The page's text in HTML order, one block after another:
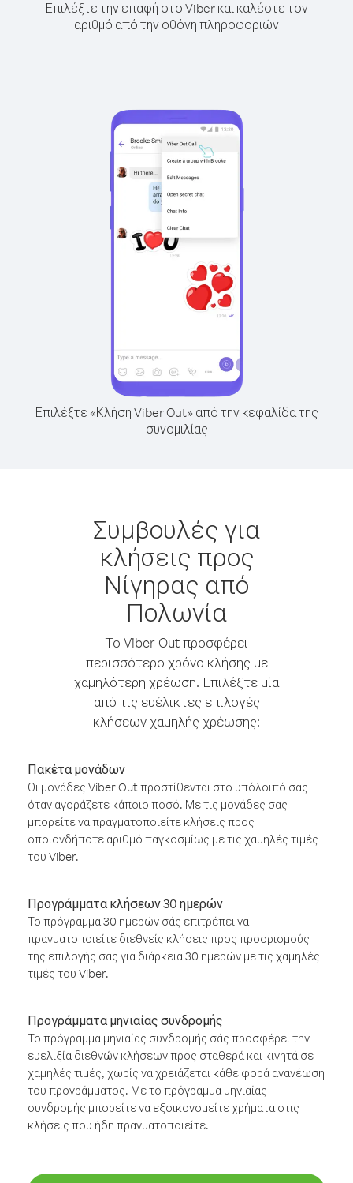
Επιλέξτε την επαφή στο Viber και καλέστε τον
αριθμό από την οθόνη πληροφοριών
Επιλέξτε «Κλήση Viber Out» από την κεφαλίδα της
συνομιλίας
Συμβουλές για
κλήσεις προς
Νίγηρας από
Πολωνία
Το Viber Out προσφέρει
περισσότερο χρόνο κλήσης με
χαμηλότερη χρέωση. Επιλέξτε μία
από τις ευέλικτες επιλογές
κλήσεων χαμηλής χρέωσης:
Πακέτα μονάδων
Οι μονάδες Viber Out προστίθενται στο υπόλοιπό σας
όταν αγοράζετε κάποιο ποσό. Με τις μονάδες σας
μπορείτε να πραγματοποιείτε κλήσεις προς
οποιονδήποτε αριθμό παγκοσμίως με τις χαμηλές τιμές
του Viber.
Προγράμματα κλήσεων 30 ημερών
Το πρόγραμμα 30 ημερών σάς επιτρέπει να
πραγματοποιείτε διεθνείς κλήσεις προς προορισμούς
της επιλογής σας για διάρκεια 30 ημερών με τις χαμηλές
τιμές του Viber.
Προγράμματα μηνιαίας συνδρομής
Το πρόγραμμα μηνιαίας συνδρομής σάς προσφέρει την
ευελιξία διεθνών κλήσεων προς σταθερά και κινητά σε
χαμηλές τιμές, χωρίς να χρειάζεται κάθε φορά ανανέωση
του προγράμματος. Με το πρόγραμμα μηνιαίας
συνδρομής μπορείτε να εξοικονομείτε χρήματα στις
κλήσεις που ήδη πραγματοποιείτε.